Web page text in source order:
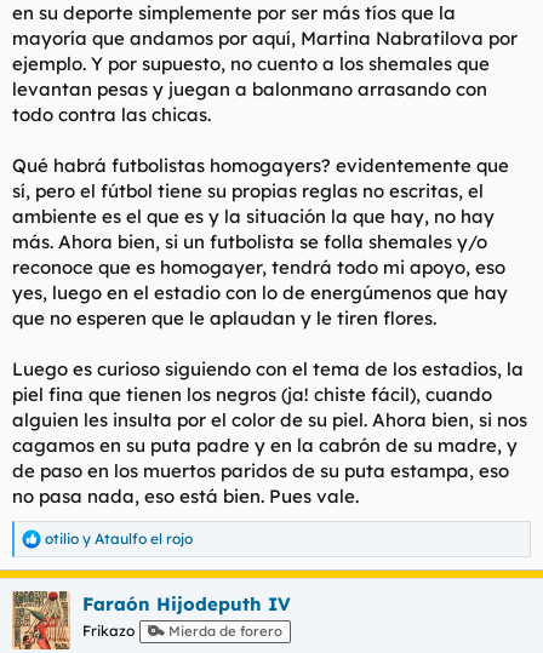
en su deporte simplemente por ser más tíos que la
mayoría que andamos por aquí, Martina Nabratilova por
ejemplo. Y por supuesto, no cuento a los shemales que
levantan pesas y juegan a balonmano arrasando con
todo contra las chicas.
Qué habrá futbolistas homogayers? evidentemente que
sí, pero el fútbol tiene su propias reglas no escritas, el
ambiente es el que es y la situación la que hay, no hay
más. Ahora bien, si un futbolista se folla shemales y/o
reconoce que es homogayer, tendrá todo mi apoyo, eso
yes, luego en el estadio con lo de energúmenos que hay
que no esperen que le aplaudan y le tiren flores.
Luego es curioso siguiendo con el tema de los estadios, la
piel fina que tienen los negros (ja! chiste fácil), cuando
alguien les insulta por el color de su piel. Ahora bien, si nos
cagamos en su puta padre y en la cabrón de su madre, y
de paso en los muertos paridos de su puta estampa, eso
no pasa nada, eso está bien. Pues vale.
R
e
a
c
c
i
otilio y Ataulfo el rojo
Faraón Hijodeputh IV
Frikazo Mierda de forero